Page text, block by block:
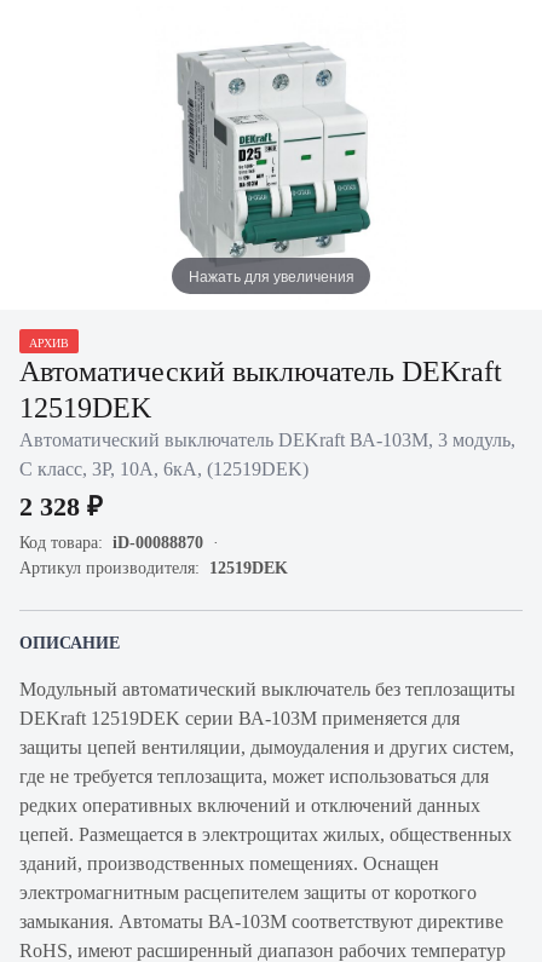
Нажать для увеличения
АРХИВ
Автоматический выключатель DEKraft
12519DEK
Автоматический выключатель DEKraft ВА-103M, 3 модуль,
C класс, 3P, 10А, 6кА, (12519DEK)
2 328 ₽
Код товара: iD-00088870
Артикул производителя: 12519DEK
ОПИСАНИЕ
Модульный автоматический выключатель без теплозащиты
DEKraft 12519DEK серии ВА-103М применяется для
защиты цепей вентиляции, дымоудаления и других систем,
где не требуется теплозащита, может использоваться для
редких оперативных включений и отключений данных
цепей. Размещается в электрощитах жилых, общественных
зданий, производственных помещениях. Оснащен
электромагнитным расцепителем защиты от короткого
замыкания. Автоматы ВА-103М соответствуют директиве
RoHS, имеют расширенный диапазон рабочих температур